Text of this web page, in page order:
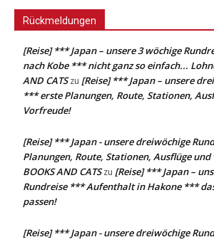
Rückmeldungen
[Reise] *** Japan – unsere 3 wöchige
nach Kobe *** nicht ganz so einfach...
AND CATSzu [Reise] *** Japan – unsere
*** erste Planungen, Route, Stationen,
Vorfreude!
[Reise] *** Japan - unsere dreiwöchige
Planungen, Route, Stationen, Ausflüge
BOOKS AND CATSzu [Reise] *** Japan –
Rundreise *** Aufenthalt in Hakone ***
passen!
[Reise] *** Japan - unsere dreiwöchige